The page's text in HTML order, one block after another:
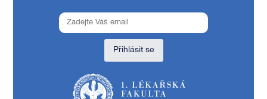
Přihlásit se